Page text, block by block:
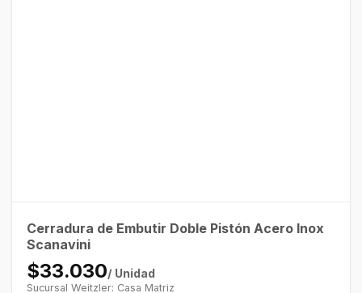
Cerradura de Embutir Doble Pistón Acero Inox
Scanavini
$33.030/ Unidad
Sucursal Weitzler: Casa Matriz